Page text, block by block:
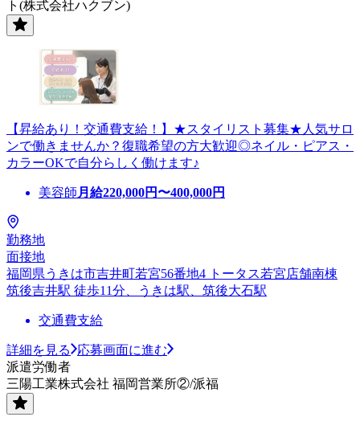
ト(株式会社ハクブン)
【昇給あり！交通費支給！】★スタイリスト募集★人気サロ
ンで働きませんか？復職希望の方大歓迎◎ネイル・ピアス・
カラーOKで自分らしく働けます♪
美容師 月給220,000円〜400,000円
勤務地
面接地
福岡県うきは市吉井町若宮56番地4 トータス若宮店舗南棟
筑後吉井駅 徒歩11分、うきは駅、筑後大石駅
交通費支給
詳細を見る
応募画面に進む
派遣労働者
三陽工業株式会社 福岡営業所②/派福